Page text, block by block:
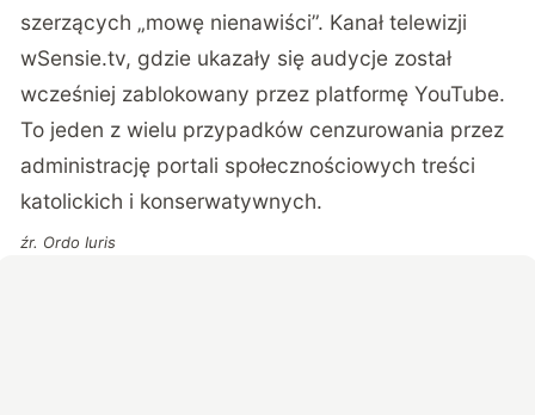
szerzących „mowę nienawiści”. Kanał telewizji
wSensie.tv, gdzie ukazały się audycje został
wcześniej zablokowany przez platformę YouTube.
To jeden z wielu przypadków cenzurowania przez
administrację portali społecznościowych treści
katolickich i konserwatywnych.
źr. Ordo Iuris